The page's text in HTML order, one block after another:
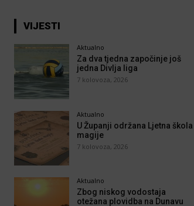
VIJESTI
Aktualno
Za dva tjedna započinje još
jedna Divlja liga
7 kolovoza, 2026
Aktualno
U Županji održana Ljetna škola
magije
7 kolovoza, 2026
Aktualno
Zbog niskog vodostaja
otežana plovidba na Dunavu